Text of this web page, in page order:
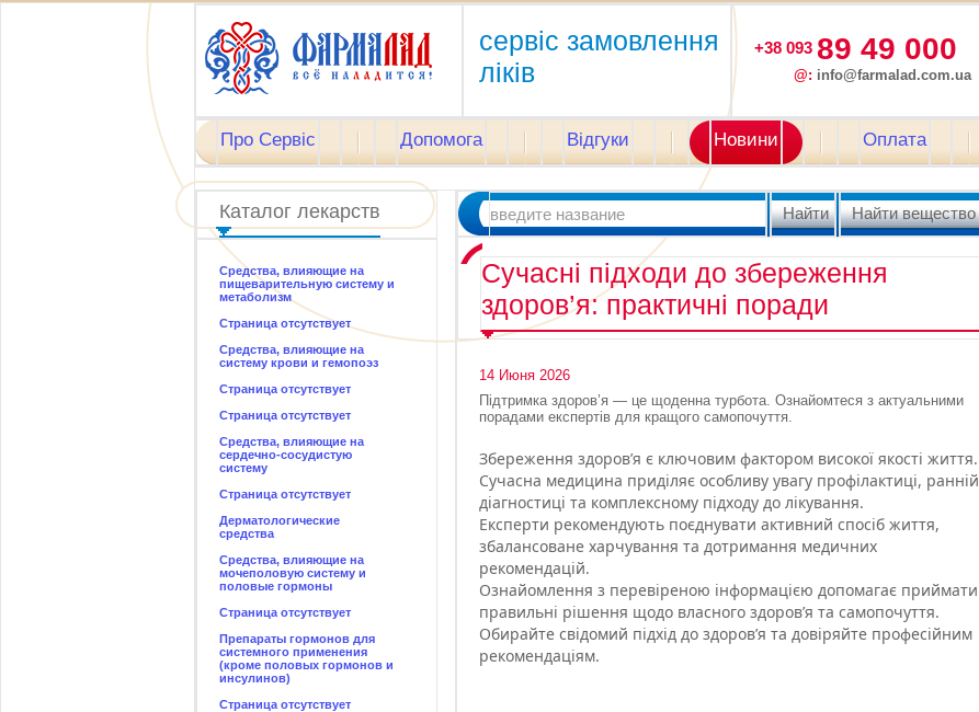
сервіс замовлення
ліків
+38 093 89 49 000
@: info@farmalad.com.ua
Про Сервіс Допомога Відгуки Новини Оплата
Каталог лекарств
Средства, влияющие на
пищеварительную систему и
метаболизм
Страница отсутствует
Средства, влияющие на
систему крови и гемопоэз
Страница отсутствует
Страница отсутствует
Средства, влияющие на
сердечно-сосудистую
систему
Страница отсутствует
Дерматологические
средства
Средства, влияющие на
мочеполовую систему и
половые гормоны
Страница отсутствует
Препараты гормонов для
системного применения
(кроме половых гормонов и
инсулинов)
Страница отсутствует
Сучасні підходи до збереження
здоров’я: практичні поради
14 Июня 2026
Підтримка здоров’я — це щоденна турбота. Ознайомтеся з актуальними
порадами експертів для кращого самопочуття.
Збереження здоров’я є ключовим фактором високої якості життя.
Сучасна медицина приділяє особливу увагу профілактиці, ранній
діагностиці та комплексному підходу до лікування.
Експерти рекомендують поєднувати активний спосіб життя,
збалансоване харчування та дотримання медичних
рекомендацій.
Ознайомлення з перевіреною інформацією допомагає приймати
правильні рішення щодо власного здоров’я та самопочуття.
Обирайте свідомий підхід до здоров’я та довіряйте професійним
рекомендаціям.